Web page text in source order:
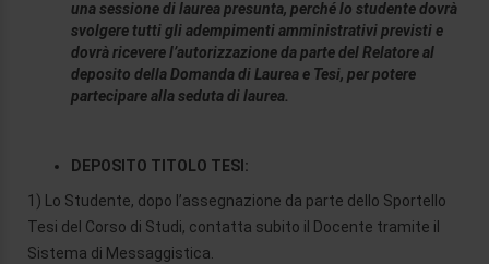
una sessione di laurea presunta, perché lo studente dovrà
svolgere tutti gli adempimenti amministrativi previsti e
dovrà ricevere l’autorizzazione da parte del Relatore al
deposito della Domanda di Laurea e Tesi, per potere
partecipare alla seduta di laurea.
DEPOSITO TITOLO TESI:
1) Lo Studente, dopo l’assegnazione da parte dello Sportello
Tesi del Corso di Studi, contatta subito il Docente tramite il
Sistema di Messaggistica.